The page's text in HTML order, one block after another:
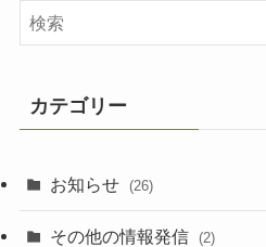
カテゴリー
お知らせ (26)
その他の情報発信 (2)